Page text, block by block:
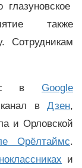
также
Сотрудникам
в Google
вДзен,
и Орловской
Орёлтаймс.
и